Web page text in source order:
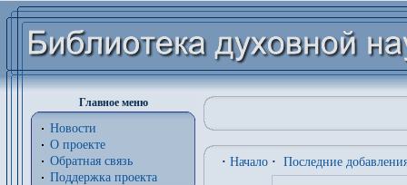
Главное меню
Новости
О проекте
Обратная связь
Поддержка проекта
· Начало · Последние